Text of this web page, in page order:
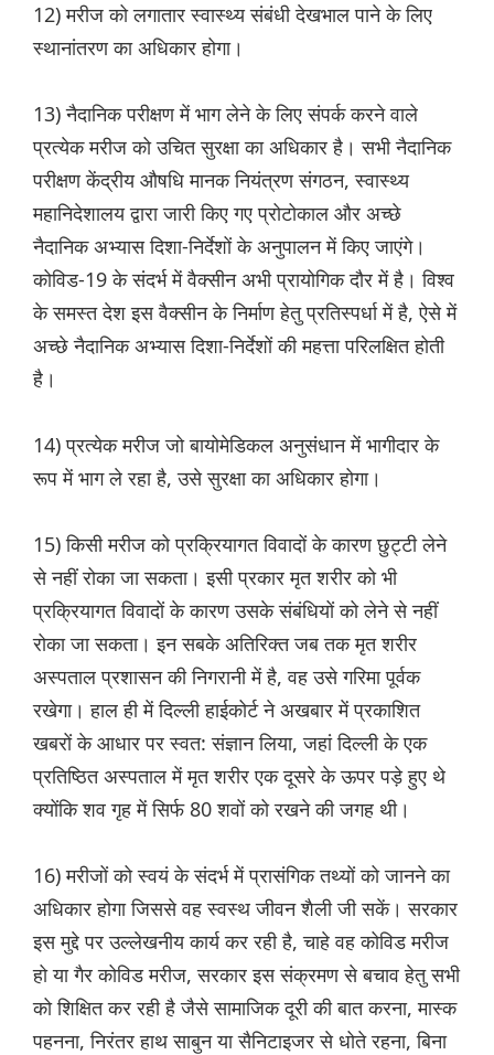
12) मरीज को लगातार स्वास्थ्य संबंधी देखभाल पाने के लिए
स्थानांतरण का अधिकार होगा।
13) नैदानिक परीक्षण में भाग लेने के लिए संपर्क करने वाले
प्रत्येक मरीज को उचित सुरक्षा का अधिकार है। सभी नैदानिक
परीक्षण केंद्रीय औषधि मानक नियंत्रण संगठन, स्वास्थ्य
महानिदेशालय द्वारा जारी किए गए प्रोटोकाल और अच्छे
नैदानिक अभ्यास दिशा-निर्देशों के अनुपालन में किए जाएंगे।
कोविड-19 के संदर्भ में वैक्सीन अभी प्रायोगिक दौर में है। विश्व
के समस्त देश इस वैक्सीन के निर्माण हेतु प्रतिस्पर्धा में है, ऐसे में
अच्छे नैदानिक अभ्यास दिशा-निर्देशों की महत्ता परिलक्षित होती
है।
14) प्रत्येक मरीज जो बायोमेडिकल अनुसंधान में भागीदार के
रूप में भाग ले रहा है, उसे सुरक्षा का अधिकार होगा।
15) किसी मरीज को प्रक्रियागत विवादों के कारण छुट्टी लेने
से नहीं रोका जा सकता। इसी प्रकार मृत शरीर को भी
प्रक्रियागत विवादों के कारण उसके संबंधियों को लेने से नहीं
रोका जा सकता। इन सबके अतिरिक्त जब तक मृत शरीर
अस्पताल प्रशासन की निगरानी में है, वह उसे गरिमा पूर्वक
रखेगा। हाल ही में दिल्ली हाईकोर्ट ने अखबार में प्रकाशित
खबरों के आधार पर स्वत: संज्ञान लिया, जहां दिल्ली के एक
प्रतिष्ठित अस्पताल में मृत शरीर एक दूसरे के ऊपर पड़े हुए थे
क्योंकि शव गृह में सिर्फ 80 शवों को रखने की जगह थी।
16) मरीजों को स्वयं के संदर्भ में प्रासंगिक तथ्यों को जानने का
अधिकार होगा जिससे वह स्वस्थ जीवन शैली जी सकें। सरकार
इस मुद्दे पर उल्लेखनीय कार्य कर रही है, चाहे वह कोविड मरीज
हो या गैर कोविड मरीज, सरकार इस संक्रमण से बचाव हेतु सभी
को शिक्षित कर रही है जैसे सामाजिक दूरी की बात करना, मास्क
पहनना, निरंतर हाथ साबुन या सैनिटाइजर से धोते रहना, बिना